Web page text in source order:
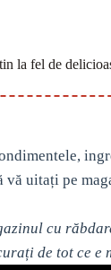
la fel de
vă uitați pe
cu
de tot ce e